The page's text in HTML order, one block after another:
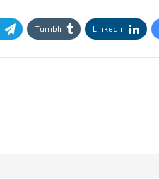
Linkedin
Tumblr